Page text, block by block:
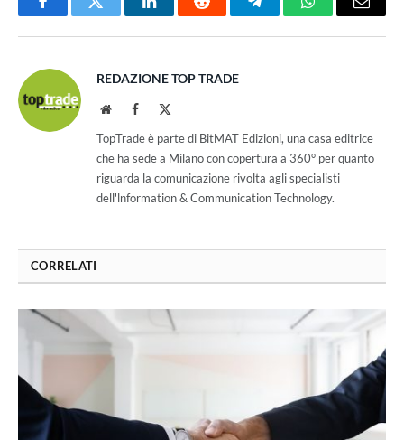
FacebookTwitter LinkedInReddit TelegramWhatsAppEmail
REDAZIONE TOP TRADE
WebsiteFacebook
TopTrade è parte di BitMAT Edizioni, una casa editrice
che ha sede a Milano con copertura a 360° per quanto
riguarda la comunicazione rivolta agli specialisti
dell'lnformation & Communication Technology.
CORRELATI